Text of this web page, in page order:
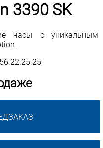
3390 SK
часы с уникальным